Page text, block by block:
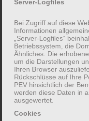
Server-Logfiles
Bei Zugriff auf diese
Informationen
„Server-Logfiles“
Betriebssystem, die
Ähnliches. Die
um die Darstellungen
Ihren Browser
Rückschlüsse auf Ihre
PEV hinsichtlich der
werden diese Daten in
ausgewertet.
Cookies